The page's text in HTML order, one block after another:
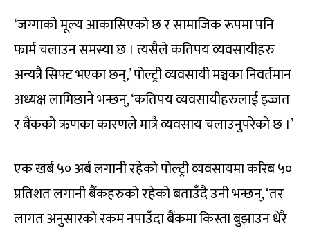
‘जग्गाको मूल्य आकासिएको छ र सामाजिक रूपमा पनि
फार्म चलाउन समस्या छ । त्यसैले कतिपय व्यवसायीहरु
अन्यत्रै सिफ्ट भएका छन्,’ पोल्ट्री व्यवसायी मञ्चका निवर्तमान
अध्यक्ष लामिछाने भन्छन्, ‘कतिपय व्यवसायीहरुलाई इज्जत
र बैंकको ऋणका कारणले मात्रै व्यवसाय चलाउनुपरेको छ ।’
एक खर्ब ५० अर्ब लगानी रहेको पोल्ट्री व्यवसायमा करिब ५०
प्रतिशत लगानी बैंकहरुको रहेको बताउँदै उनी भन्छन्, ‘तर
लागत अनुसारको रकम नपाउँदा बैंकमा किस्ता बुझाउन धेरै